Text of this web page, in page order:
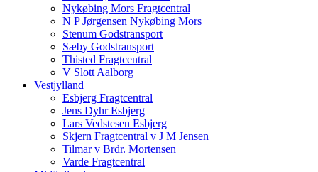
Nykøbing Mors Fragtcentral
N P Jørgensen Nykøbing Mors
Stenum Godstransport
Sæby Godstransport
Thisted Fragtcentral
V Slott Aalborg
Vestjylland
Esbjerg Fragtcentral
Jens Dyhr Esbjerg
Lars Vedstesen Esbjerg
Skjern Fragtcentral v J M Jensen
Tilmar v Brdr. Mortensen
Varde Fragtcentral